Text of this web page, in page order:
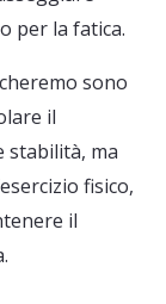
per la fatica.
sono
il
stabilità, ma
fisico,
il